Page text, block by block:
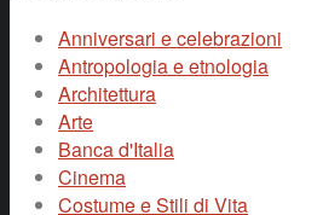
Anniversari e celebrazioni
Antropologia e etnologia
Architettura
Arte
Banca d'Italia
Cinema
Costume e Stili di Vita